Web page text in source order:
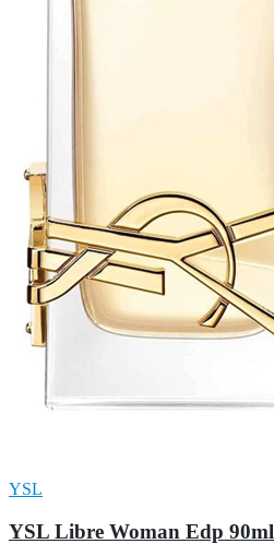
YSL
YSL Libre Woman Edp 90ml